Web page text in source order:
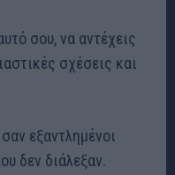
σου, να αντέχεις
σχέσεις και
εξαντλημένοι
δεν διάλεξαν.